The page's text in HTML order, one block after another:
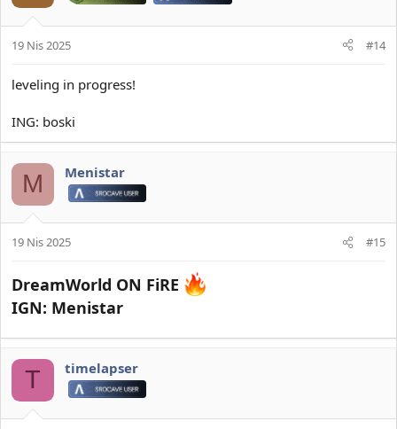
19 Nis 2025 #14
leveling in progress!
ING: boski
M Menistar
19 Nis 2025 #15
DreamWorld ON FiRE
IGN: Menistar​
T timelapser